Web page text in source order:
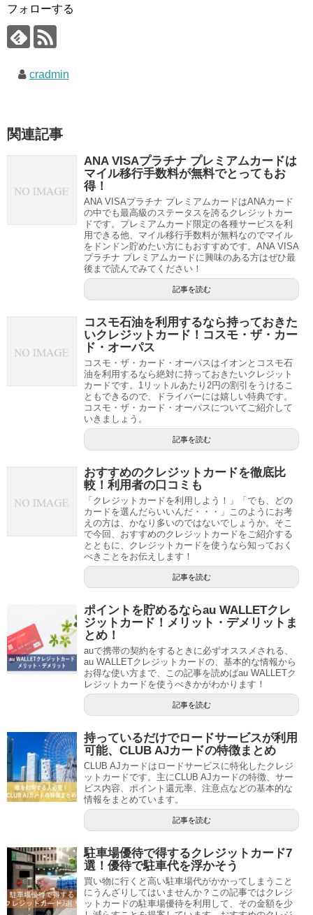
フォローする
cradmin
関連記事
ANA VISAプラチナ プレミアムカードは
マイル移行手数料が無料でとってもお
得！
ANA VISAプラチナ プレミアムカードはANAカード
の中でも最高級のステータスを誇るクレジットカー
ドです。プレミアムカード限定の各種サービスを利
用できる他、マイル移行手数料が無料なのでマイル
をドンドン貯めたい方にもおすすめです。ANA VISA
プラチナ プレミアムカードに興味のある方はぜひ最
後まで読んでみてください！
記事を読む
コスモ石油を利用するなら持っておきた
いクレジットカード！コスモ・ザ・カー
ド・オーパス
コスモ・ザ・カード・オーパスはイオンとコスモ石
油を利用するなら絶対に持っておきたいクレジット
カードです。1リットルあたり2円の割引をうけるこ
ともできるので、ドライバーには嬉しい特典です。
コスモ・ザ・カード・オーパスについてご紹介して
いきましょう。
記事を読む
おすすめのクレジットカードを徹底比
較！利用者の口コミも
「クレジットカードを利用しよう！」「でも、どの
カードを選んだらいいんだ・・・」このようにお考
えの方は、かなり多いのではないでしょうか。そこ
で今回、おすすめのクレジットカードをご紹介する
とともに、クレジットカードを使うなら知っておく
べきことをお伝えします！
記事を読む
ポイントを貯めるならau WALLETクレ
ジットカード！メリット・デメリットま
とめ！
auで携帯の契約をするときに必ずオススメされる、
au WALLETクレジットカードの、基本的な情報から
お得な使い方まで、この記事を読めばau WALLETク
レジットカードを使うべきかがわかります！
記事を読む
持っているだけでロードサービスが利用
可能、CLUB AJカードの特徴まとめ
CLUB AJカードはロードサービスに特化したクレジ
ットカードです。主にCLUB AJカードの特徴、サー
ビス内容、ポイント還元率、注意点などの基本的な
情報をまとめています。
記事を読む
駐車場優待で得するクレジットカード7
選！優待で駐車代を浮かそう
買い物に行くと高い駐車場代がかかってしまうこと
にうんざりしてはいませんか？この記事ではクレジ
ットカードの駐車場優待を利用して、その金額を少